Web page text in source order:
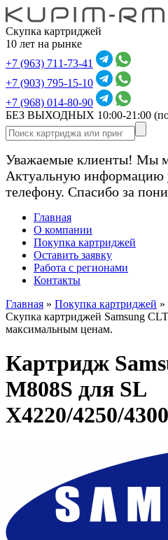
Скупка картриджей
10 лет на рынке
+7 (963) 711-73-41
+7 (903) 795-15-10
+7 (968) 014-80-90
БЕЗ ВЫХОДНЫХ 10:00-21:00
Уважаемые клиенты! Мы
Актуальную информацию
телефону. Спасибо за
Главная
О компании
Покупка картриджей
Оставить заявку
Работа с регионами
Контакты
Главная » Покупка картриджей »
Скупка картриджей Samsung
максимальным ценам.
Картридж
M808S для SL
X4220/4250/4300